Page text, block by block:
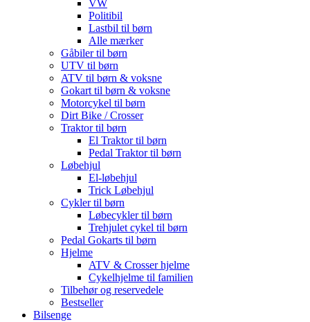
VW
Politibil
Lastbil til børn
Alle mærker
Gåbiler til børn
UTV til børn
ATV til børn & voksne
Gokart til børn & voksne
Motorcykel til børn
Dirt Bike / Crosser
Traktor til børn
El Traktor til børn
Pedal Traktor til børn
Løbehjul
El-løbehjul
Trick Løbehjul
Cykler til børn
Løbecykler til børn
Trehjulet cykel til børn
Pedal Gokarts til børn
Hjelme
ATV & Crosser hjelme
Cykelhjelme til familien
Tilbehør og reservedele
Bestseller
Bilsenge